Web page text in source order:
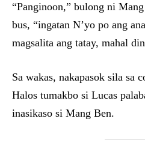
“Panginoon,” bulong ni
bus, “ingatan N’yo po ang
magsalita ang tatay, mahal
Sa wakas, nakapasok sila sa
Halos tumakbo si Lucas
inasikaso si Mang Ben.